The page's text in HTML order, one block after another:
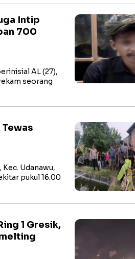
Intip
700
AL (27),
seorang
Udanawu,
pukul 16.00
1 Gresik,